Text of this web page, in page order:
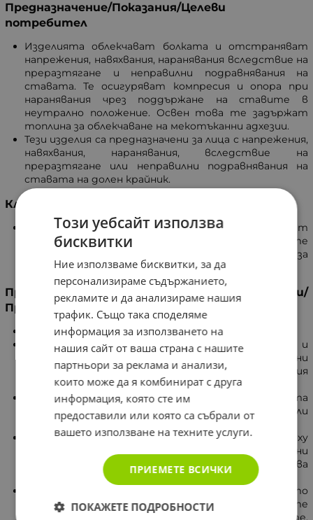
Предназначение/Показания/Целеви
потребител
Изделията облекчават болката и отстраняват
напрежения, навяхвания, наранявания вследствие на
преразтягане и неправилни подравнявания на
ставата. Те осигуряват компресия и опора при
наранявания чрез поддържане на ставите в
неутрално положение. Освен това те задържат
топлина за облекчаване на мекотъканни адхезии.
Тези изделия са предназначени за лица с напрежения,
навяхвания, наранявания, вследствие на
преразтягане или неправилни подравнявания на
ставата на долен крайник.
Клинични ползи
Изделията осигуряват опора и облекчават
болката при наранявания на съответните
области. Освен това те спомагат за
стабилизиране на ставите.
Предупреждения/Предпазни мерки/
Противопоказания
Този продукт е само за лична употреба.
Не използвайте този продукт, ако има каквато и
да било повреда на прикрепените допълнителни
принадлежности, компоненти или на самия
продукт.
Не носете опорите на ОРРО, ако върху засегната
област са приложени затопляне или линименти или
мазила, създаващи топлина.
Магнитите биха могли да повлияят върху
функционирането на пейсмейкъри и имплантирани
сърдечни дефибрилатори. Ако имате такива
изделия, моля, НЕ използвайте този продукт.
Рециклирайте компонентите на продукта, които
носят символи за рециклиране. Изхвърлете
Този уебсайт използва
бисквитки
Ние използваме бисквитки, за да
персонализираме съдържанието,
рекламите и да анализираме нашия
трафик. Също така споделяме
информация за използването на
нашия сайт от ваша страна с нашите
партньори за реклама и анализи,
които може да я комбинират с друга
информация, която сте им
предоставили или която са събрали от
вашето използване на техните услуги.
ПРИЕМЕТЕ ВСИЧКИ
ПОКАЖЕТЕ ПОДРОБНОСТИ